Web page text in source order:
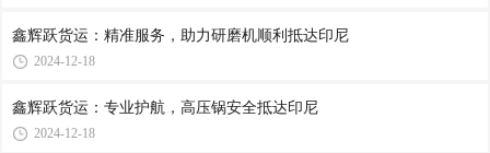
鑫辉跃货运：精准服务，助力研磨机顺利抵达印尼
2024-12-18
鑫辉跃货运：专业护航，高压锅安全抵达印尼
2024-12-18